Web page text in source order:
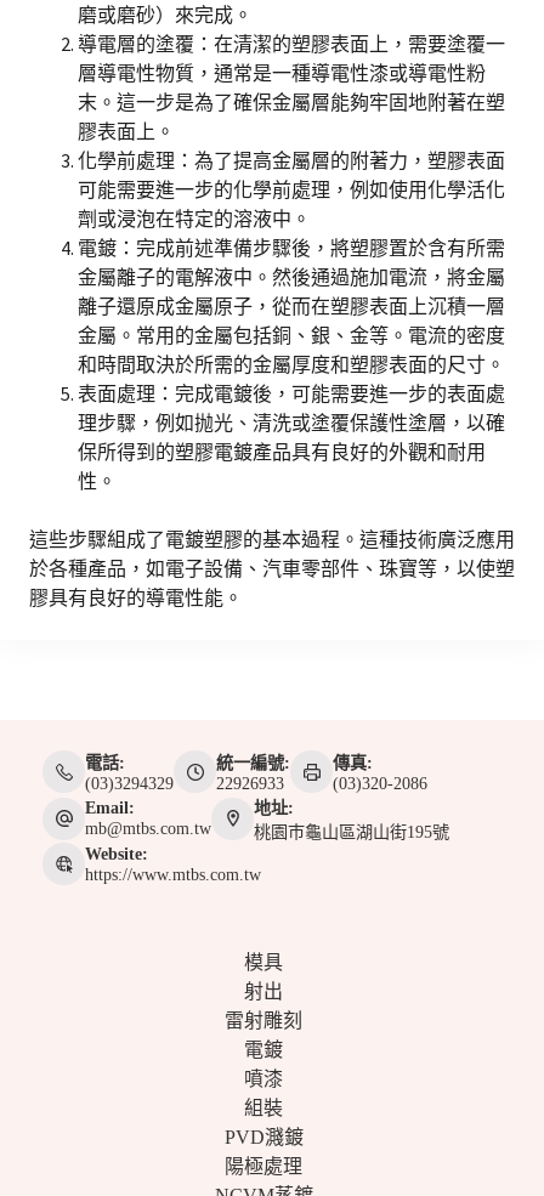
磨或磨砂）來完成。
導電層的塗覆：在清潔的塑膠表面上，需要塗覆一
層導電性物質，通常是一種導電性漆或導電性粉
末。這一步是為了確保金屬層能夠牢固地附著在塑
膠表面上。
化學前處理：為了提高金屬層的附著力，塑膠表面
可能需要進一步的化學前處理，例如使用化學活化
劑或浸泡在特定的溶液中。
電鍍：完成前述準備步驟後，將塑膠置於含有所需
金屬離子的電解液中。然後通過施加電流，將金屬
離子還原成金屬原子，從而在塑膠表面上沉積一層
金屬。常用的金屬包括銅、銀、金等。電流的密度
和時間取決於所需的金屬厚度和塑膠表面的尺寸。
表面處理：完成電鍍後，可能需要進一步的表面處
理步驟，例如抛光、清洗或塗覆保護性塗層，以確
保所得到的塑膠電鍍產品具有良好的外觀和耐用
性。
這些步驟組成了電鍍塑膠的基本過程。這種技術廣泛應用
於各種產品，如電子設備、汽車零部件、珠寶等，以使塑
膠具有良好的導電性能。
電話:
(03)3294329
統一編號:
22926933
傳真:
(03)320-2086
Email:
mb@mtbs.com.tw
地址:
桃園巿龜山區湖山街195號
Website:
https://www.mtbs.com.tw
模具
射出
雷射雕刻
電鍍
噴漆
組裝
PVD濺鍍
陽極處理